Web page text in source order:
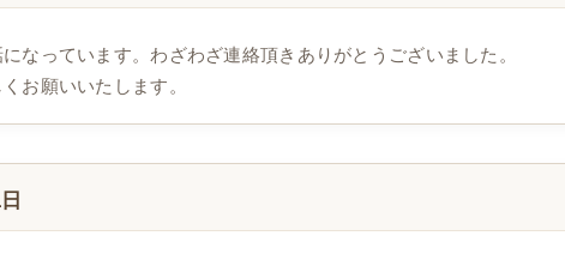
なっています。わざわざ連絡頂きありがとうございました。
お願いいたします。